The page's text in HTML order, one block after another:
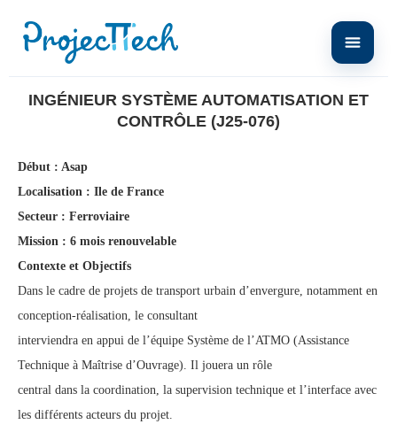
Ingénieur système automatisation et contrôle (J25-076)
INGÉNIEUR SYSTÈME AUTOMATISATION ET
CONTRÔLE (J25-076)
Début : Asap
Localisation : Ile de France
Secteur : Ferroviaire
Mission : 6 mois renouvelable
Contexte et Objectifs
Dans le cadre de projets de transport urbain d’envergure, notamment en
conception-réalisation, le consultant
interviendra en appui de l’équipe Système de l’ATMO (Assistance
Technique à Maîtrise d’Ouvrage). Il jouera un rôle
central dans la coordination, la supervision technique et l’interface avec
les différents acteurs du projet.